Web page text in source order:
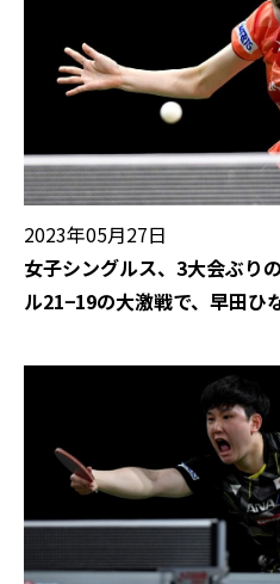
2023年05月27日
女子シングルス、3大会ぶり
ル21−19の大激戦で、早田ひ